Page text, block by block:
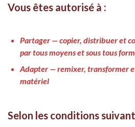
Vous êtes autorisé à :
Partager — copier, distribuer et
par tous moyens et sous tous
Adapter — remixer, transformer
matériel
Selon les conditions